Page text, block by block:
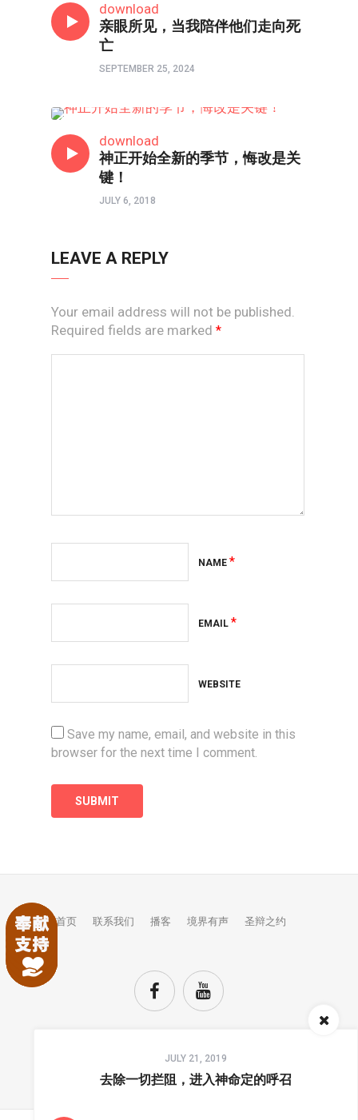
download
亲眼所见，当我陪伴他们走向死
亡
SEPTEMBER 25, 2024
download
神正开始全新的季节，悔改是关
键！
JULY 6, 2018
LEAVE A REPLY
Your email address will not be published.
Required fields are marked *
NAME *
EMAIL *
WEBSITE
Save my name, email, and website in this
browser for the next time I comment.
JULY 21, 2019
去除一切拦阻，进入神命定的呼召
首页 联系我们 播客 境界有声 圣辩之约
TOP